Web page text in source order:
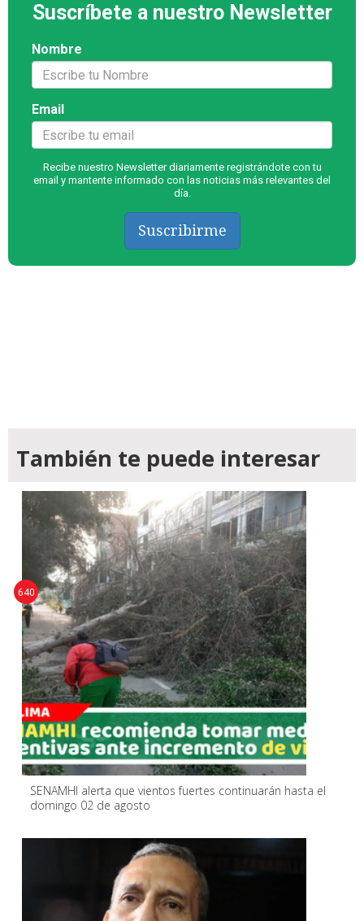
Suscríbete a nuestro Newsletter
Nombre
Email
Recibe nuestro Newsletter diariamente registrándote con tu
email y mantente informado con las noticias más relevantes del
día.
Suscribirme
También te puede interesar
SENAMHI alerta que vientos fuertes continuarán hasta el
domingo 02 de agosto
640